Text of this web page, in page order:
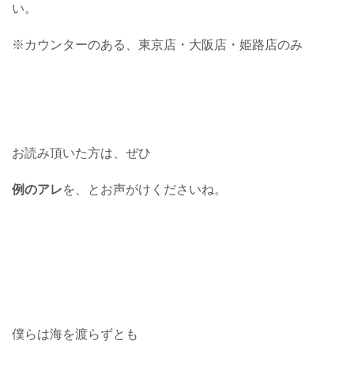
い。
※カウンターのある、東京店・大阪店・姫路店のみ
お読み頂いた方は、ぜひ
例のアレを、とお声がけくださいね。
僕らは海を渡らずとも